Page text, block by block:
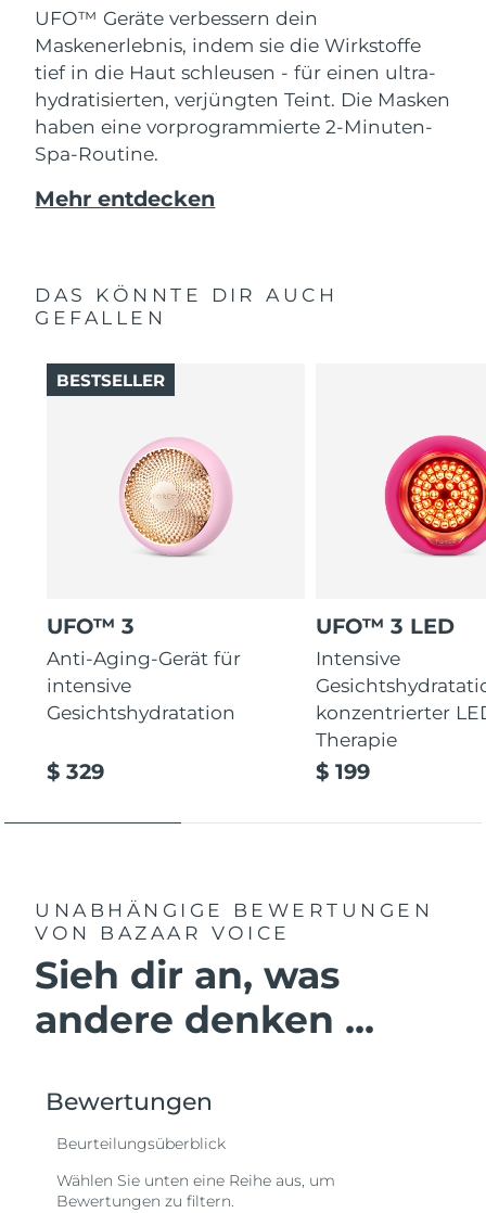
UFO™ Geräte verbessern dein
Maskenerlebnis, indem sie die Wirkstoffe
tief in die Haut schleusen - für einen ultra-
hydratisierten, verjüngten Teint. Die Masken
haben eine vorprogrammierte 2-Minuten-
Spa-Routine.
Mehr entdecken
DAS KÖNNTE DIR AUCH
GEFALLEN
UFO™ 3
Anti-Aging-Gerät für
intensive
Gesichtshydratation
$ 329
BESTSELLER
UFO™ 3 LED
Intensive
konzentrierter
Therapie
$ 199
UNABHÄNGIGE BEWERTUNGEN
VON BAZAAR VOICE
Sieh dir an, was
andere denken ...